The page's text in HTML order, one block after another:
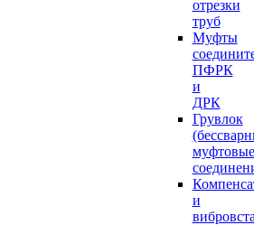
отрезки
труб
Муфты
ПФРК
и
ДРК
Грувлок
муфтовые
и